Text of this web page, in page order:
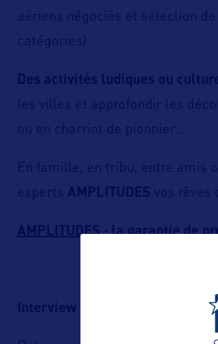
aériens négociés et sélection
catégories).
Des activités ludiques ou
les villes et approfondir les
ou en charriot de pionnier…
En famille, en tribu, entre amis
experts AMPLITUDES vos rêves
AMPLITUDES : la garantie de
Interview :